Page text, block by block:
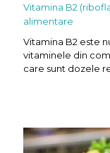
Vitamina B2
alimentare
Vitamina B2 este
vitaminele din
care sunt dozele